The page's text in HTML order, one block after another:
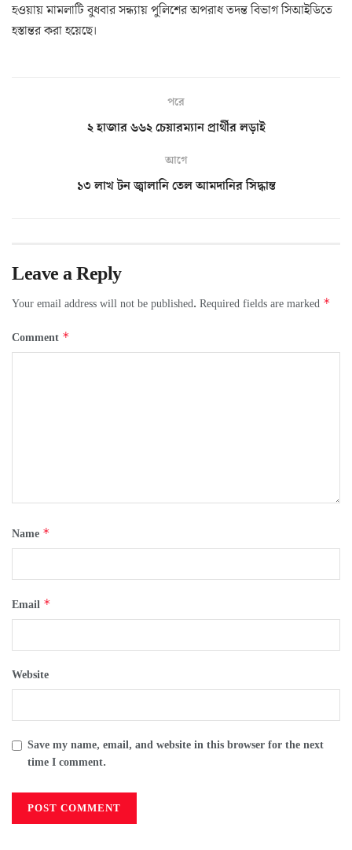
হওয়ায় মামলাটি বুধবার সন্ধ্যায় পুলিশের অপরাধ তদন্ত বিভাগ সিআইডিতে
হস্তান্তর করা হয়েছে।
পরে
২ হাজার ৬৬২ চেয়ারম্যান প্রার্থীর লড়াই
আগে
১৩ লাখ টন জ্বালানি তেল আমদানির সিদ্ধান্ত
Leave a Reply
Your email address will not be published. Required fields are marked *
Comment *
Name *
Email *
Website
Save my name, email, and website in this browser for the next
time I comment.